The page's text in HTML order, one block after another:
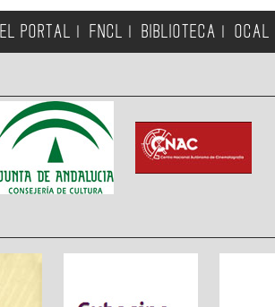
PORTAL FNCL BIBLIOTECA OCAL